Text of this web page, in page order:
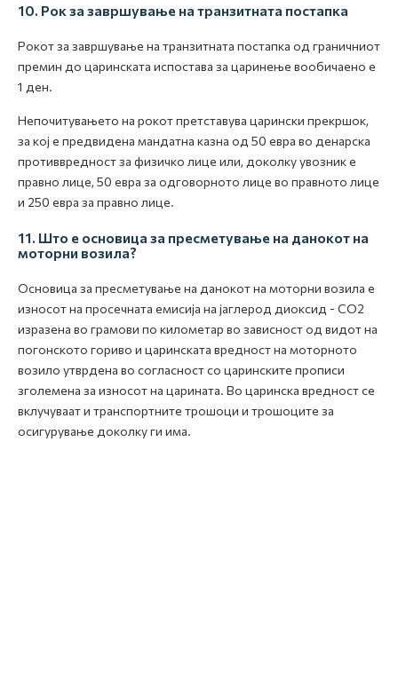
10. Рок за завршување на транзитната постапка
Рокот за завршување на транзитната постапка од граничниот
премин до царинската испостава за царинење вообичаено е
1 ден.
Непочитувањето на рокот претставува царински прекршок,
за кој е предвидена мандатна казна од 50 евра во денарска
противвредност за физичко лице или, доколку увозник е
правно лице, 50 евра за одговорното лице во правното лице
и 250 евра за правно лице.
11. Што е основица за пресметување на данокот на
моторни возила?
Основица за пресметување на данокот на моторни возила е
износот на просечната емисија на јаглерод диоксид - CO2
изразена во грамови по километар во зависност од видот на
погонското гориво и царинската вредност на моторното
возило утврдена во согласност со царинските прописи
зголемена за износот на царината. Во царинска вредност се
вклучуваат и транспортните трошоци и трошоците за
осигурување доколку ги има.